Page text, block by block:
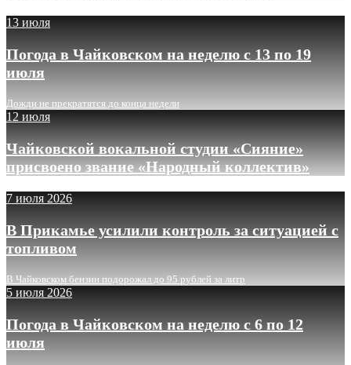
13 июля
Погода в Чайковском на неделю с 13 по 19
июля
Дожди не прекратятся до конца недели
12 июля
Чайковской вокальной студии «Сияние»
присвоено звание «Народный коллектив»
7 июля 2026
В Прикамье усилили контроль за ситуацией с
топливом
В Чайковском бензин подорожал до 95 рублей за литр
5 июля 2026
Погода в Чайковском на неделю с 6 по 12
июля